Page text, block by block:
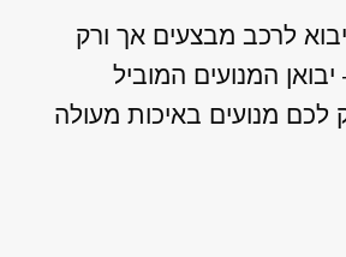
לרכב מבצעים אך ורק
יבואן המנועים המוביל
מנועים באיכות מעולה